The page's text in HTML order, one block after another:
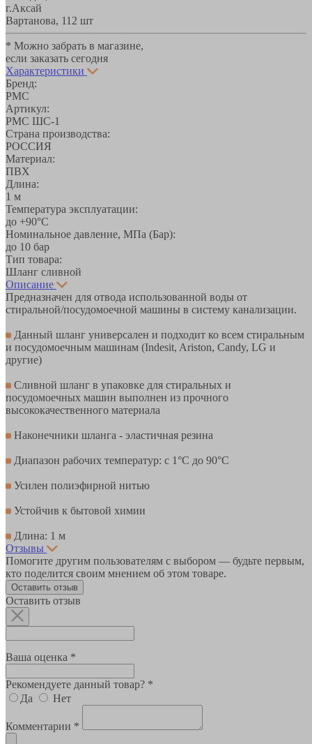
г.Аксай
Вартанова, 11 2 шт
* Можно забрать в магазине,
если заказать сегодня
Характеристики
Бренд:
РМС
Артикул:
РМС ШС-1
Страна производства:
РОССИЯ
Материал:
ПВХ
Длина:
1 м
Температура эксплуатации:
до +90°С
Номинальное давление, МПа (Бар):
до 10 бар
Тип товара:
Шланг сливной
Описание
Предназначен для отвода использованной воды от
стиральной/посудомоечной машины в систему канализации.
Данный шланг универсален и подходит ко всем стиральным
и посудомоечным машинам (Indesit, Ariston, Candy, LG и
другие)
Сливной шланг в упаковке для стиральных и
посудомоечных машин выполнен из прочного
высококачественного материала
Наконечники шланга - эластичная резина
Диапазон рабочих температур: с 1°С до 90°С
Усилен полиэфирной нитью
Устойчив к бытовой химии
Длина: 1 м
Отзывы
Помогите другим пользователям с выбором — будьте первым,
кто поделится своим мнением об этом товаре.
Оставить отзыв
Оставить отзыв
Ваша оценка *
Рекомендуете данный товар? *
Да
Нет
Комментарии *